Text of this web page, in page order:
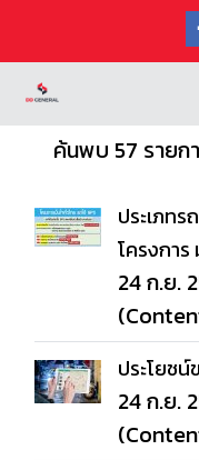
ค้นพบ 57 รายก
ประเภท
โครงการ
24 ก.ย.
ประโยชน์
24 ก.ย.